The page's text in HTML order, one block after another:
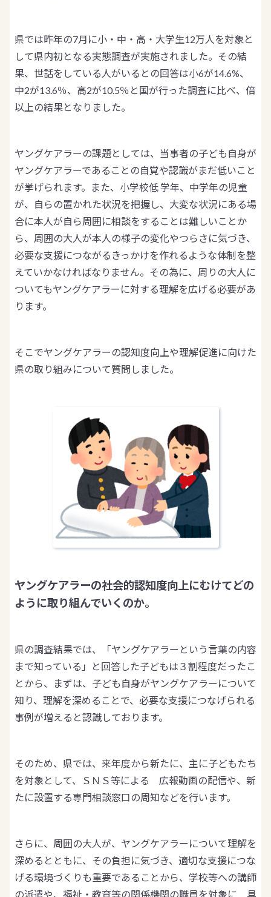
県では昨年の7月に小・中・高・大学生12万人を対象と
して県内初となる実態調査が実施されました。その結
果、世話をしている人がいるとの回答は小6が14.6%、
中2が13.6％、高2が10.5％と国が行った調査に比べ、倍
以上の結果となりました。
ヤングケアラーの課題としては、当事者の子ども自身が
ヤングケアラーであることの自覚や認識がまだ低いこと
が挙げられます。また、小学校低 学年、中学年の児童
が、自らの置かれた状況を把握し、大変な状況にある場
合に本人が自ら周囲に相談をすることは難しいことか
ら、周囲の大人が本人の様子の変化やつらさに気づき、
必要な支援につながるきっかけを作れるような体制を整
えていかなければなりません。その為に、周りの大人に
ついてもヤングケアラーに対する理解を広げる必要があ
ります。
そこでヤングケアラーの認知度向上や理解促進に向けた
県の取り組みについて質問しました。
ヤングケアラーの社会的認知度向上にむけてどの
ように取り組んでいくのか。
県の調査結果では、「ヤングケアラーという言葉の内容
まで知っている」と回答した子どもは３割程度だったこ
とから、まずは、子ども自身がヤングケアラーについて
知り、理解を深めることで、必要な支援につなげられる
事例が増えると認識しております。
そのため、県では、来年度から新たに、主に子どもたち
を対象として、ＳＮＳ等による 広報動画の配信や、新
たに設置する専門相談窓口の周知などを行います。
さらに、周囲の大人が、ヤングケアラーについて理解を
深めるとともに、その負担に気づき、適切な支援につな
げる環境づくりも重要であることから、学校等への講師
の派遣や、福祉・教育等の関係機関の職員を対象に 具